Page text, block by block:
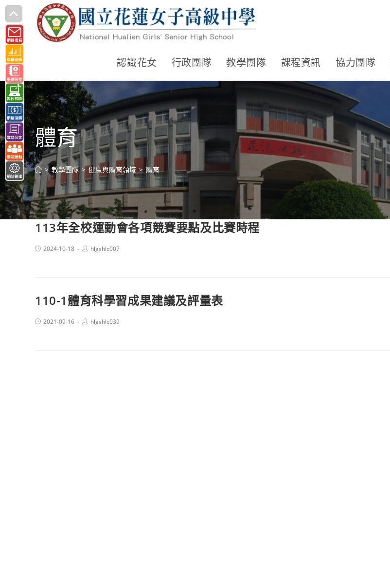
跳
轉
至
主
要
內
容
認識花女 行政團隊 教學團隊 課程資訊 協力團隊
體育
> 教學團隊 > 健康與體育領域 > 體育
113年全校運動會各項競賽要點及比賽時程
Post2024-10-18
Posthlgshlc007
110-1體育科學習成果建議及評量表
Post2021-09-16
Posthlgshlc039